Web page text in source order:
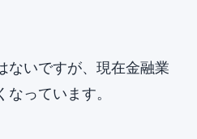
ないですが、現在金融業
っています。